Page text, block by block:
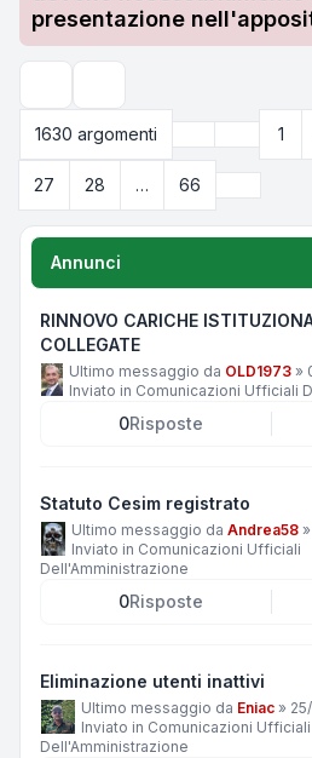
presentazione
1630 argomenti
Pagina26 di
1
27 28 … 66
Annunci
RINNOVO CARICHE
COLLEGATE
Ultimo messaggio da OLD1973 »
Inviato in Comunicazioni Ufficiali
0Risposte
Statuto Cesim registrato
Ultimo messaggio da Andrea58 »
Inviato in Comunicazioni Ufficiali
Dell'Amministrazione
0Risposte
Eliminazione utenti inattivi
Ultimo messaggio da Eniac »
Inviato in Comunicazioni Ufficiali
Dell'Amministrazione